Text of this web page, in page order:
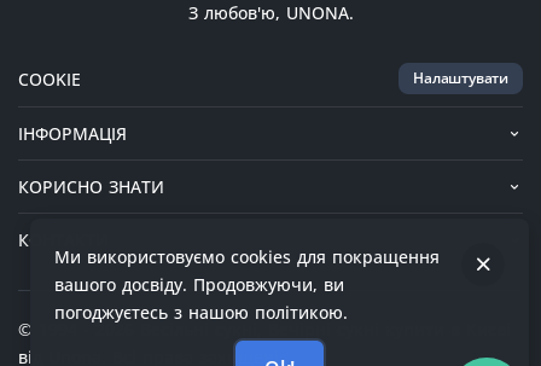
З любов'ю, UNONA.
COOKIE Налаштувати
ІНФОРМАЦІЯ
КОРИСНО ЗНАТИ
КОНТАКТИ
© 1994 - 2026 Весільні сукні, Вечірні сукні купити в Києві
від Unona. Всі права захищені.
Ми використовуємо cookies для покращення
вашого досвіду. Продовжуючи, ви